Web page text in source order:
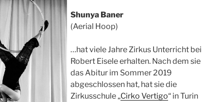
Shunya Baner
(Aerial Hoop)
…hat viele Jahre Zirkus Unterricht bei
Robert Eisele erhalten. Nach dem sie
das Abitur im Sommer 2019
abgeschlossen hat, hat sie die
Zirkusschule „Cirko Vertigo“ in Turin